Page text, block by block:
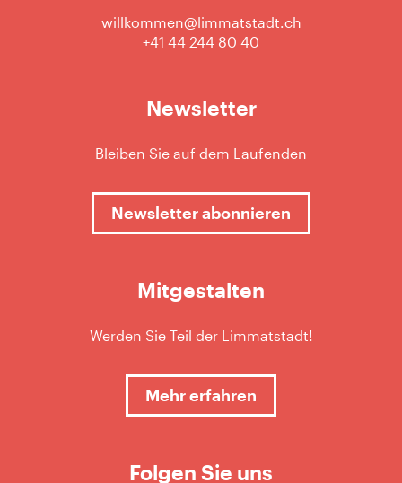
willkommen@limmatstadt.ch
+41 44 244 80 40
Newsletter
Bleiben Sie auf dem Laufenden
Newsletter abonnieren
Mitgestalten
Werden Sie Teil der Limmatstadt!
Mehr erfahren
Folgen Sie uns